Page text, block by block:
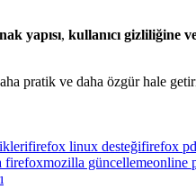
yapısı, kullanıcı gizliliğine
pratik ve daha özgür hale
firefox linux desteğifirefox
firefoxmozilla güncellemeonline